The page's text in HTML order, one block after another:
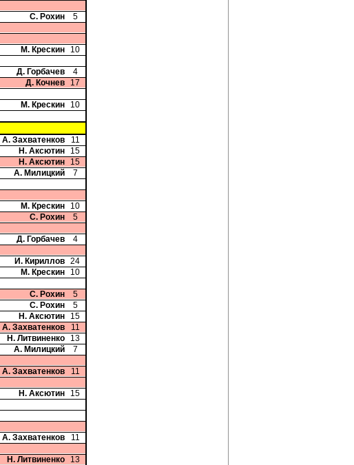
С. Рохин
5
М. Крескин
10
Д. Горбачев
4
Д. Кочнев
17
М. Крескин
10
А. Захватенков
11
Н. Аксютин
15
Н. Аксютин
15
А. Милицкий
7
М. Крескин
10
С. Рохин
5
Д. Горбачев
4
И. Кириллов 24
М. Крескин
10
С. Рохин
5
С. Рохин
5
Н. Аксютин
15
А. Захватенков
11
Н. Литвиненко
13
А. Милицкий
7
А. Захватенков
11
Н. Аксютин
15
А. Захватенков
11
Н. Литвиненко
13